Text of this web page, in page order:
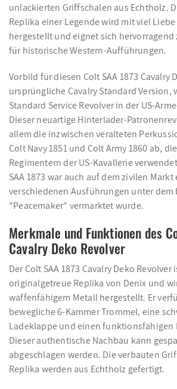
unlackierten Griffschalen aus Echtholz.
Replika einer Legende wird mit viel
hergestellt und eignet sich
für historische Western-Aufführungen.
Vorbild für diesen Colt SAA 1873 Cavalry
ursprüngliche Cavalry Standard Version,
Standard Service Revolver in der US-
Dieser neuartige Hinterlader-
allem die inzwischen veralteten
Colt Navy 1851 und Colt Army 1860 ab,
Regimentern der US-Kavallerie
SAA 1873 war auch auf dem zivilen
verschiedenen Ausführungen unter dem
"Peacemaker" vermarktet wurde.
Merkmale und Funktionen des
Cavalry Deko Revolver
Der Colt SAA 1873 Cavalry Deko Revolver
originalgetreue Replika von Denix und
waffenfähigem Metall hergestellt. Er
bewegliche 6-Kammer Trommel, eine
Ladeklappe und einen funktionsfähigen
Dieser authentische Nachbau kann
abgeschlagen werden. Die verbauten
Replika werden aus Echtholz gefertigt.